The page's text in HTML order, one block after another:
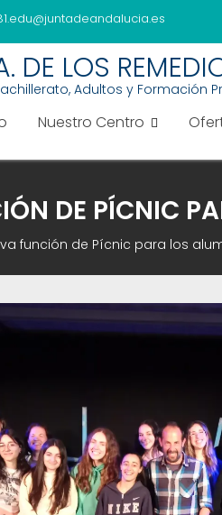
DE LOS
Adultos y Formación
Nuestro Centro
DE PÍCNIC
función de Pícnic para los